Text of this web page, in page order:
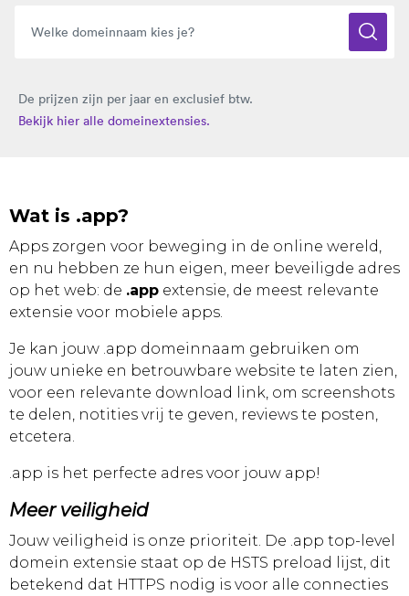
De prijzen zijn per jaar en exclusief btw.
Bekijk hier alle domeinextensies.
Wat is .app?
Apps zorgen voor beweging in de online wereld,
en nu hebben ze hun eigen, meer beveiligde adres
op het web: de .app extensie, de meest relevante
extensie voor mobiele apps.
Je kan jouw .app domeinnaam gebruiken om
jouw unieke en betrouwbare website te laten zien,
voor een relevante download link, om screenshots
te delen, notities vrij te geven, reviews te posten,
etcetera.
.app is het perfecte adres voor jouw app!
Meer veiligheid
Jouw veiligheid is onze prioriteit. De .app top-level
domein extensie staat op de HSTS preload lijst, dit
betekend dat HTTPS nodig is voor alle connecties